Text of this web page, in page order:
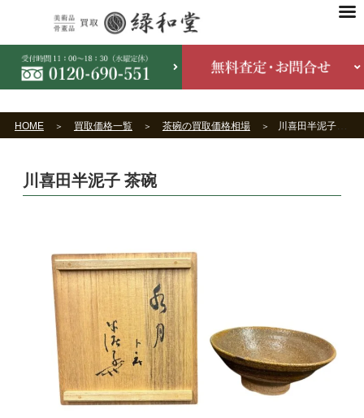
HOME 買取価格一覧 茶碗の買取価格相場 川喜田半泥子 茶碗
川喜田半泥子 茶碗